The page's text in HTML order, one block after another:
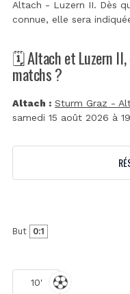
Altach - Luzern II. Dès
connue, elle sera
🗓️ Altach et Luzern II,
matchs ?
Altach : Sturm Graz -
samedi 15 août 2026 à
But 0:1
10'